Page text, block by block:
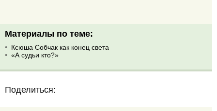
Материалы по теме:
Ксюша Собчак как конец света
«А судьи кто?»
Поделиться: